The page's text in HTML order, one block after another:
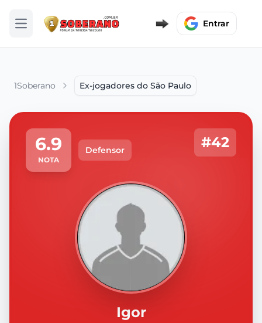
Abrir menu Entrar
1Soberano Ex-jogadores do São Paulo
6.9
NOTA
Defensor #42
Igor